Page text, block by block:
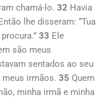
chamá-lo. 32 Havia
lhe disseram: “Tua
33 Ele
são meus
sentados ao seu
meus irmãos. 35 Quem
minha irmã e minha